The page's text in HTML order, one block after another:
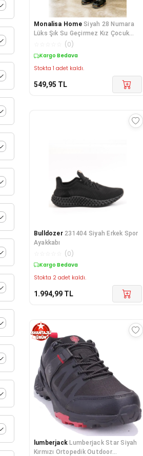
Monalisa Home Siyah 28 Numara
Lüks Şık Su Geçirmez Kız Çocuk
(0)
Kargo Bedava
Stokta 1 adet kaldı.
549,95 TL
Bulldozer 231404 Siyah Erkek Spor
Ayakkabı
(0)
Kargo Bedava
Stokta 2 adet kaldı.
1.994,99 TL
lumberjack Lumberjack Star Siyah
Kırmızı Ortopedik Outdoor